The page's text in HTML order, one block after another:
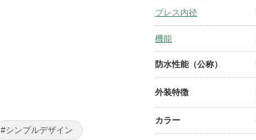
#シンプルデザイン
ブレス内径
機能
防水性能（公称）
外装特徴
カラー